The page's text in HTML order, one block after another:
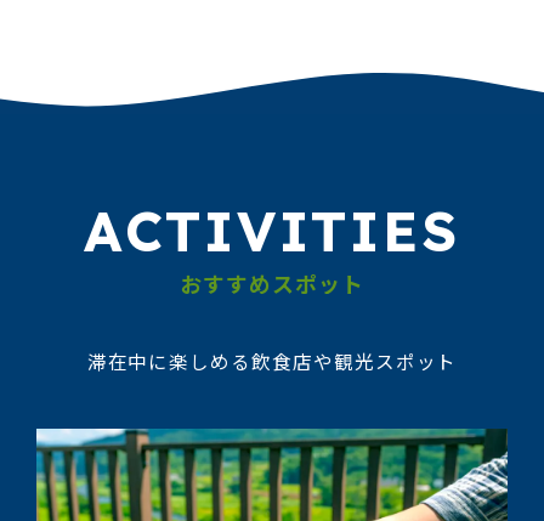
ACTIVITIES
おすすめスポット
滞在中に楽しめる飲食店や観光スポット